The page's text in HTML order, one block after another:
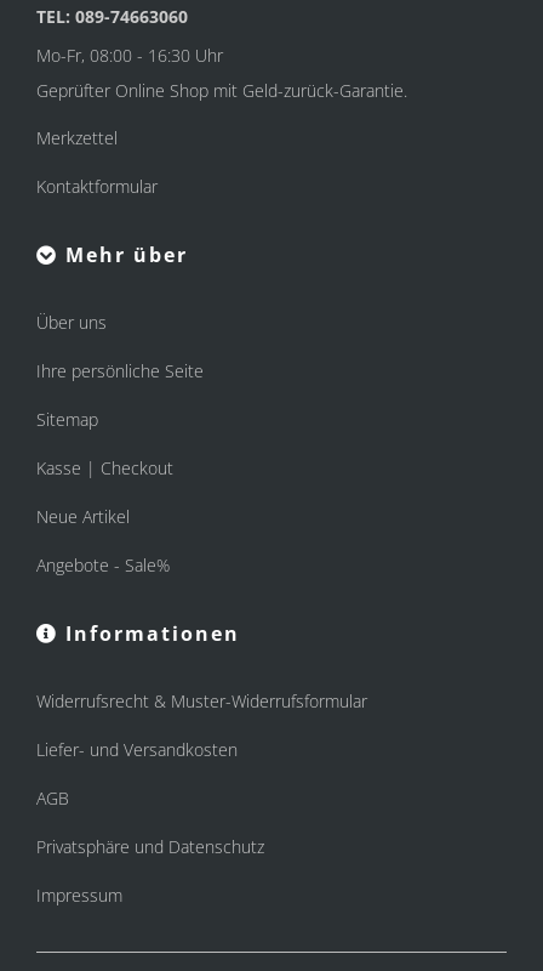
TEL: 089-74663060
Mo-Fr, 08:00 - 16:30 Uhr
Geprüfter Online Shop mit Geld-zurück-Garantie.
Merkzettel
Kontaktformular
Mehr über
Über uns
Ihre persönliche Seite
Sitemap
Kasse | Checkout
Neue Artikel
Angebote - Sale%
Informationen
Widerrufsrecht & Muster-Widerrufsformular
Liefer- und Versandkosten
AGB
Privatsphäre und Datenschutz
Impressum